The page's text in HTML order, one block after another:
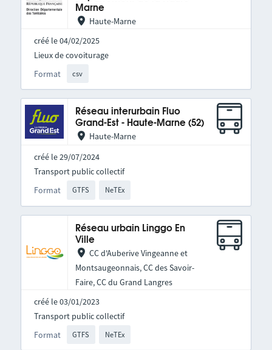
Marne
Haute-Marne
créé le 04/02/2025
Format csv
Lieux de covoiturage
Réseau interurbain Fluo
Grand-Est - Haute-Marne (52)
Haute-Marne
créé le 29/07/2024
Format GTFS NeTEx
Transport public collectif
Réseau urbain Linggo En
Ville
CC d'Auberive Vingeanne et
Montsaugeonnais, CC des Savoir-
Faire, CC du Grand Langres
créé le 03/01/2023
Format GTFS NeTEx
Transport public collectif